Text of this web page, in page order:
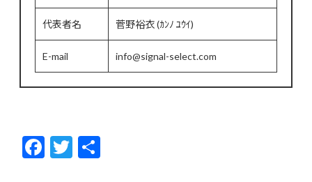
代表者名 菅野裕衣 (ｶﾝﾉ ﾕｳｲ)
E-mail info@signal-select.com
F
ac
T
w